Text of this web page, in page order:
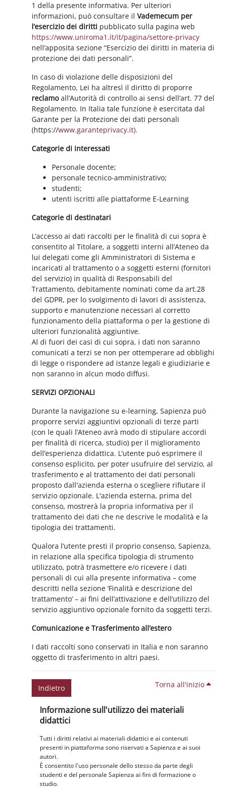
1 della presente informativa. Per ulteriori
informazioni, può consultare ilVademecum per
l’esercizio dei diritti pubblicato sulla pagina web
https://www.uniroma1.it/it/pagina/settore-privacy
nell’apposita sezione “Esercizio dei diritti in materia di
protezione dei dati personali”.
In caso di violazione delle disposizioni del
Regolamento, Lei ha altresì il diritto di proporre
reclamoall’Autorità di controllo ai sensi dell’art. 77 del
Regolamento. In Italia tale funzione è esercitata dal
Garante per la Protezione dei dati personali
(https://www.garanteprivacy.it).
Categorie di interessati
Personale docente;
personale tecnico-amministrativo;
studenti;
utenti iscritti alle piattaforme E-Learning
Categorie di destinatari
L’accesso ai dati raccolti per le finalità di cui sopra è
consentito al Titolare, a soggetti interni all’Ateneo da
lui delegati come gli Amministratori di Sistema e
incaricati al trattamento o a soggetti esterni (fornitori
del servizio) in qualità di Responsabili del
Trattamento, debitamente nominati come da art.28
del GDPR, per lo svolgimento di lavori di assistenza,
supporto e manutenzione necessari al corretto
funzionamento della piattaforma o per la gestione di
ulteriori funzionalità aggiuntive.
Al di fuori dei casi di cui sopra, i dati non saranno
comunicati a terzi se non per ottemperare ad obblighi
di legge o rispondere ad istanze legali e giudiziarie e
non saranno in alcun modo diffusi.
SERVIZI OPZIONALI
Durante la navigazione su e-learning, Sapienza può
proporre servizi aggiuntivi opzionali di terze parti
(con le quali l’Ateneo avrà modo di stipulare accordi
per finalità di ricerca, studio) per il miglioramento
dell’esperienza didattica. L’utente può esprimere il
consenso esplicito, per poter usufruire del servizio, al
trasferimento e al trattamento dei dati personali
proposto dall'azienda esterna o scegliere rifiutare il
servizio opzionale. L'azienda esterna, prima del
consenso, mostrerà la propria informativa per il
trattamento dei dati che ne descrive le modalità e la
tipologia dei trattamenti.
Qualora l’utente presti il proprio consenso, Sapienza,
in relazione alla specifica tipologia di strumento
utilizzato, potrà trasmettere e/o ricevere i dati
personali di cui alla presente informativa – come
descritti nella sezione ‘Finalità e descrizione del
trattamento’ – ai fini dell’attivazione e dell’utilizzo del
servizio aggiuntivo opzionale fornito da soggetti terzi.
Comunicazione e Trasferimento all’estero
I dati raccolti sono conservati in Italia e non saranno
oggetto di trasferimento in altri paesi.
Indietro Torna all'inizio
Blocchi
Informazione sull'utilizzo dei materiali
didattici
Tutti i diritti relativi ai materiali didattici e ai contenuti
presenti in piattaforma sono riservati a Sapienza e ai suoi
autori.
È consentito l'uso personale dello stesso da parte degli
studenti e del personale Sapienza ai fini di formazione o
studio.